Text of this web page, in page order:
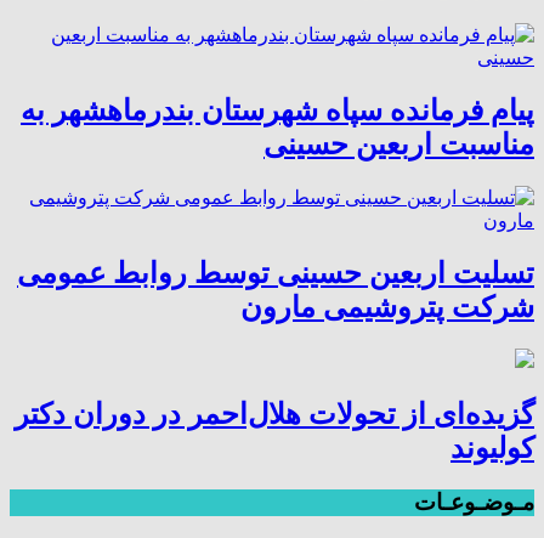
پیام فرمانده سپاه شهرستان بندرماهشهر به
مناسبت اربعین حسینی
تسلیت اربعین حسینی توسط روابط عمومی
شرکت پتروشیمی مارون
گزیده‌ای از تحولات هلال‌احمر در دوران دکتر
کولیوند
مـوضـوعـات